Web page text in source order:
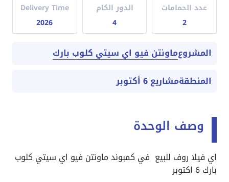
عدد الحمامات
2
الدور الكام
4
Delivery Time
2026
المشروعماونتن فيو اي سيتي كلوب بارك
المنطقةمشاريع 6 أكتوبر
وصف الوحدة
اي فيلا روف للبيع في كمبوند ماونتن فيو اي سيتي كلوب
بارك 6 اكتوبر